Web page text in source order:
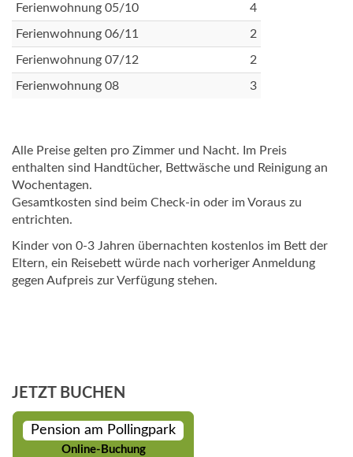
Ferienwohnung 05/10 4
Ferienwohnung 06/11 2
Ferienwohnung 07/12 2
Ferienwohnung 08 3
Alle Preise gelten pro Zimmer und Nacht. Im Preis
enthalten sind Handtücher, Bettwäsche und Reinigung an
Wochentagen.
Gesamtkosten sind beim Check-in oder im Voraus zu
entrichten.
Kinder von 0-3 Jahren übernachten kostenlos im Bett der
Eltern, ein Reisebett würde nach vorheriger Anmeldung
gegen Aufpreis zur Verfügung stehen.
JETZT BUCHEN
Pension am Pollingpark
Online-Buchung